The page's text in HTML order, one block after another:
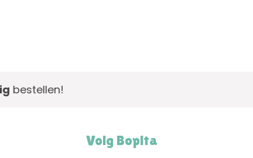
Volg Bopita